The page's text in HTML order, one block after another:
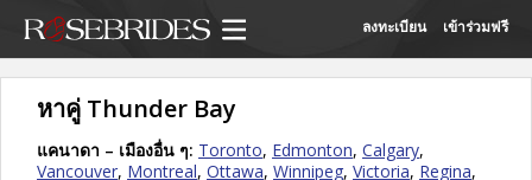
ลงทะเบียน เข้าร่วมฟรี
หาคู่ Thunder Bay
แคนาดา – เมืองอื่น ๆ: Toronto, Edmonton, Calgary,
Vancouver, Montreal, Ottawa, Winnipeg, Victoria, Regina,